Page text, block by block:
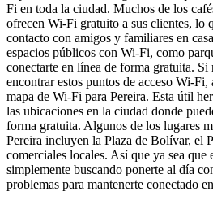
Fi en toda la ciudad. Muchos de los
ofrecen Wi-Fi gratuito a sus clientes, lo
contacto con amigos y familiares en
espacios públicos con Wi-Fi, como
conectarte en línea de forma gratuita. Si
encontrar estos puntos de acceso Wi-Fi,
mapa de Wi-Fi para Pereira. Esta útil
las ubicaciones en la ciudad donde
forma gratuita. Algunos de los lugares
Pereira incluyen la Plaza de Bolívar, el
comerciales locales. Así que ya sea que
simplemente buscando ponerte al día
problemas para mantenerte conectado